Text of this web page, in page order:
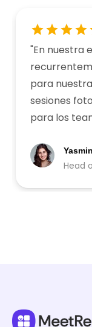
"En nuestra
para
sesiones
para los
Head